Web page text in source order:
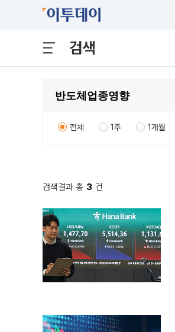
검색
전체 1주 1개월
검색결과 총 3 건